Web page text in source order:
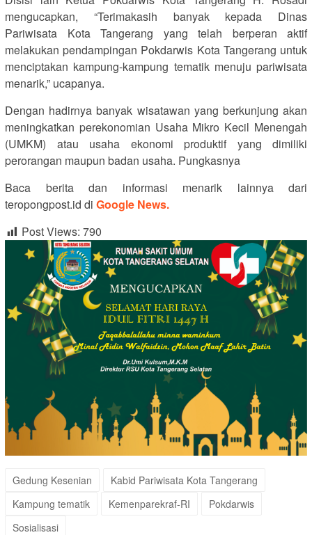
mengucapkan, “Terimakasih banyak kepada Dinas
Pariwisata Kota Tangerang yang telah berperan aktif
melakukan pendampingan Pokdarwis Kota Tangerang untuk
menciptakan kampung-kampung tematik menuju pariwisata
menarik,” ucapanya.
Dengan hadirnya banyak wisatawan yang berkunjung akan
meningkatkan perekonomian Usaha Mikro Kecil Menengah
(UMKM) atau usaha ekonomi produktif yang dimiliki
perorangan maupun badan usaha. Pungkasnya
Baca berita dan informasi menarik lainnya dari
teropongpost.id di Google News.
Post Views: 790
Gedung Kesenian
Kabid Pariwisata Kota Tangerang
Kampung tematik
Kemenparekraf-RI
Pokdarwis
Sosialisasi